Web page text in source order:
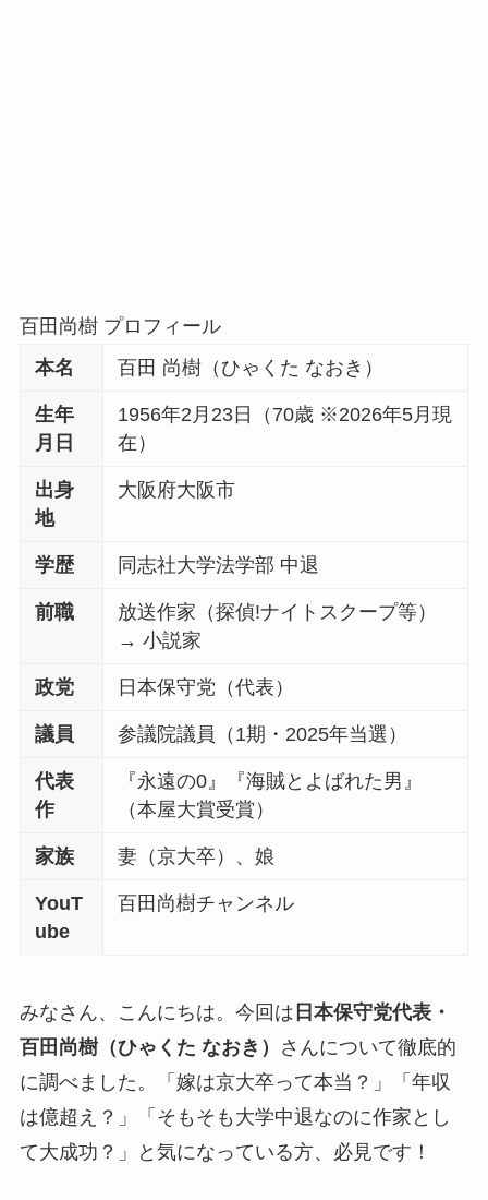
百田尚樹 プロフィール
本名
百田 尚樹（ひゃくた なおき）
生年
月日
1956年2月23日（70歳 ※2026年5月現
在）
出身
地
大阪府大阪市
学歴 同志社大学法学部 中退
前職
放送作家（探偵!ナイトスクープ等）
→ 小説家
政党 日本保守党（代表）
議員 参議院議員（1期・2025年当選）
代表
作
『永遠の0』『海賊とよばれた男』
（本屋大賞受賞）
家族 妻（京大卒）、娘
YouT
ube
百田尚樹チャンネル
みなさん、こんにちは。今回は 日本保守党代表・
百田尚樹（ひゃくた なおき）
さんについて徹底的
に調べました。「嫁は京大卒って本当？」「年収
は億超え？」「そもそも大学中退なのに作家とし
て大成功？」と気になっている方、必見です！